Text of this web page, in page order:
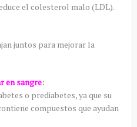
el colesterol malo (LDL).
juntos para mejorar la
en sangre:
o prediabetes, ya que su
compuestos que ayudan